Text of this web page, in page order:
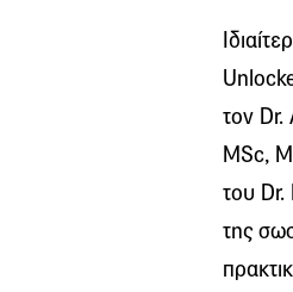
τον Dr.
MSc,
του
της